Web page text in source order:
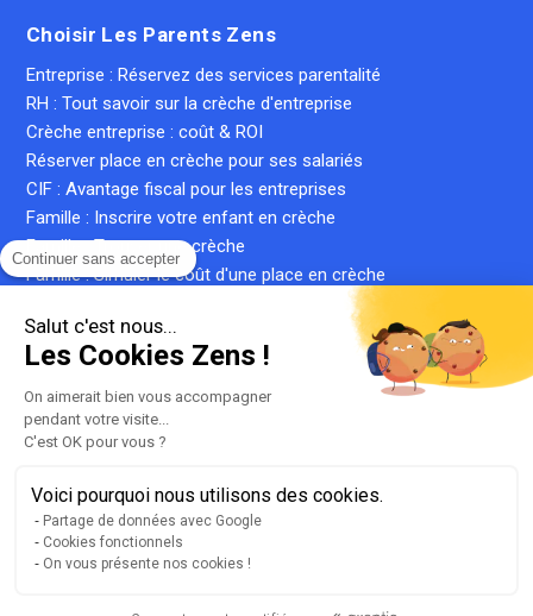
Continuer sans accepter
Salut c'est nous...
Les Cookies Zens !
On aimerait bien vous accompagner
pendant votre visite...
C'est OK pour vous ?
Voici pourquoi nous utilisons des cookies.
Partage de données avec Google
Cookies fonctionnels
On vous présente nos cookies !
Choisir Les Parents Zens
Entreprise : Réservez des services parentalité
RH : Tout savoir sur la crèche d'entreprise
Crèche entreprise : coût & ROI
Réserver place en crèche pour ses salariés
CIF : Avantage fiscal pour les entreprises
Famille : Inscrire votre enfant en crèche
Famille : Trouver une crèche
Famille : Simuler le coût d'une place en crèche
Qu'est-ce qu'une crèche privée ?
Qu'est-ce qu'une micro-crèche ?
Liste de nos crèches
llms.txt
Mentions légales
Conditions générales d'utilisation